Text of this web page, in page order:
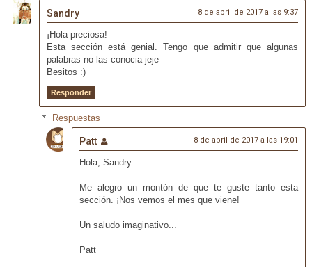
Sandry 8 de abril de 2017 a las 9:37
¡Hola preciosa!
Esta sección está genial. Tengo que admitir que algunas
palabras no las conocia jeje
Besitos :)
Responder
Respuestas
Patt 8 de abril de 2017 a las 19:01
Hola, Sandry:
Me alegro un montón de que te guste tanto esta
sección. ¡Nos vemos el mes que viene!
Un saludo imaginativo...
Patt